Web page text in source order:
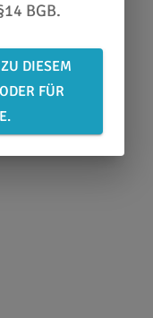
BGB.
DIESEM
FÜR